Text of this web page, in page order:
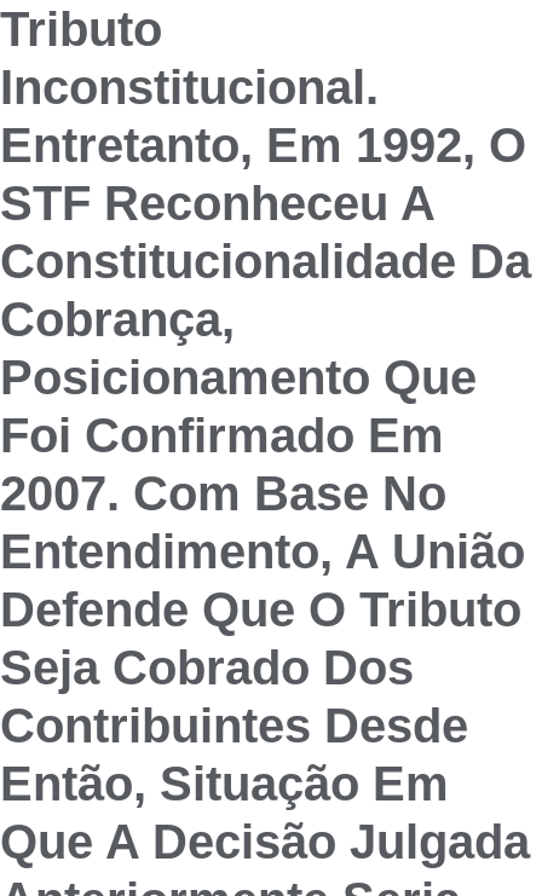
Tributo
Inconstitucional.
Entretanto, Em 1992, O
STF Reconheceu A
Constitucionalidade Da
Cobrança,
Posicionamento Que
Foi Confirmado Em
2007. Com Base No
Entendimento, A União
Defende Que O Tributo
Seja Cobrado Dos
Contribuintes Desde
Então, Situação Em
Que A Decisão Julgada